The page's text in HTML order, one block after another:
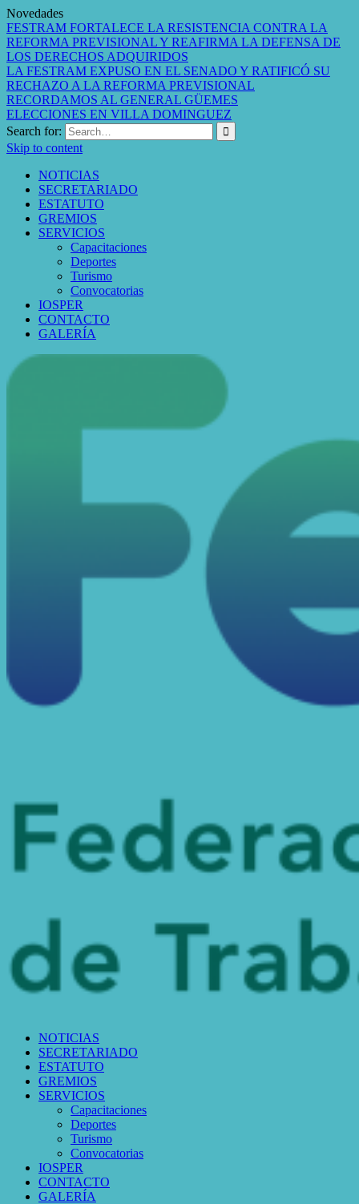
Novedades
FESTRAM FORTALECE LA RESISTENCIA CONTRA LA
REFORMA PREVISIONAL Y REAFIRMA LA DEFENSA DE
LOS DERECHOS ADQUIRIDOS
LA FESTRAM EXPUSO EN EL SENADO Y RATIFICÓ SU
RECHAZO A LA REFORMA PREVISIONAL
RECORDAMOS AL GENERAL GÜEMES
ELECCIONES EN VILLA DOMINGUEZ
Search for:
Skip to content
NOTICIAS
SECRETARIADO
ESTATUTO
GREMIOS
SERVICIOS
Capacitaciones
Deportes
Turismo
Convocatorias
IOSPER
CONTACTO
GALERÍA
NOTICIAS
SECRETARIADO
ESTATUTO
GREMIOS
SERVICIOS
Capacitaciones
Deportes
Turismo
Convocatorias
IOSPER
CONTACTO
GALERÍA